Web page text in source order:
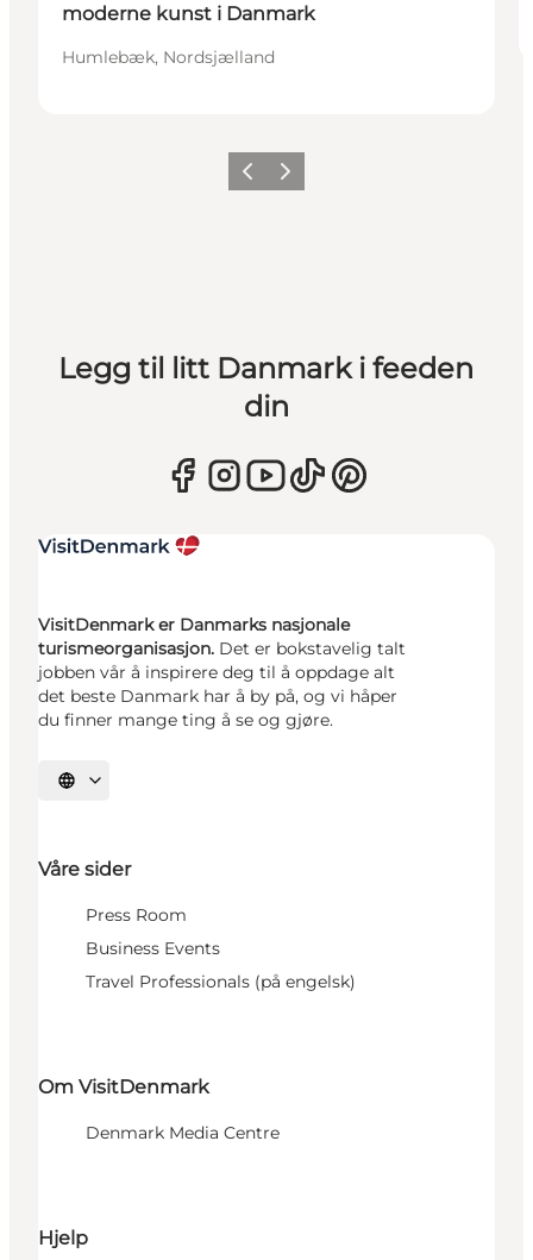
moderne kunst i Danmark
Humlebæk, Nordsjælland
ForrigeNeste
Legg til litt Danmark i feeden
din
VisitDenmark er Danmarks nasjonale
turismeorganisasjon. Det er bokstavelig talt
jobben vår å inspirere deg til å oppdage alt
det beste Danmark har å by på, og vi håper
du finner mange ting å se og gjøre.
Velg språk
Våre sider
Press Room
Business Events
Travel Professionals (på engelsk)
Om VisitDenmark
Denmark Media Centre
Hjelp